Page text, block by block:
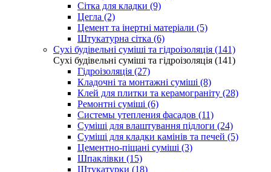
Сітка для кладки (9)
Цегла (2)
Цемент та інертні матеріали (5)
Штукатурна сітка (6)
Сухі будівельні суміші та гідроізоляція (141)
Сухі будівельні суміші та гідроізоляція (141)
Гідроізоляція (27)
Кладочні та монтажні суміші (8)
Клей для плитки та керамограніту (28)
Ремонтні суміші (6)
Системы утепления фасадов (11)
Суміші для влаштування підлоги (24)
Суміші для кладки камінів та печей (5)
Цементно-піщані суміші (3)
Шпаклівки (15)
Штукатурки (18)